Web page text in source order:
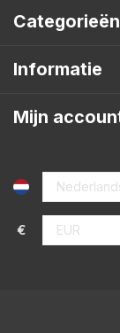
Categorieën
Informatie
Mijn
€